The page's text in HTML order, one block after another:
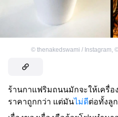
© thenakedswami / Instagram
ร้านกาแฟริมถนนมักจะให้เครื่
ราคาถูกกว่า แต่มันไม่ดีต่อทั้งลู